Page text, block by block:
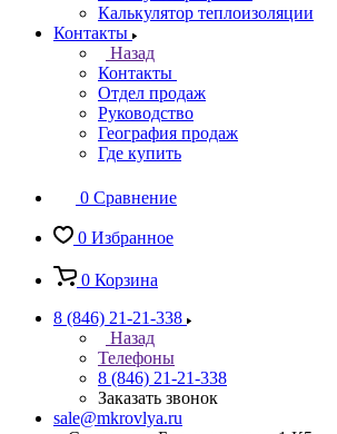
Калькулятор теплоизоляции
Контакты
Назад
Контакты
Отдел продаж
Руководство
География продаж
Где купить
0 Сравнение
0 Избранное
0 Корзина
8 (846) 21-21-338
Назад
Телефоны
8 (846) 21-21-338
Заказать звонок
sale@mkrovlya.ru